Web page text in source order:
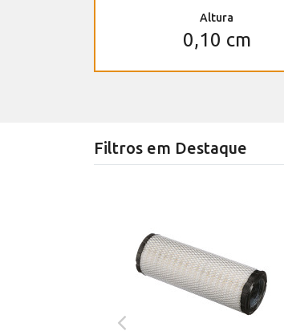
Altura
0,10 cm
Filtros em Destaque